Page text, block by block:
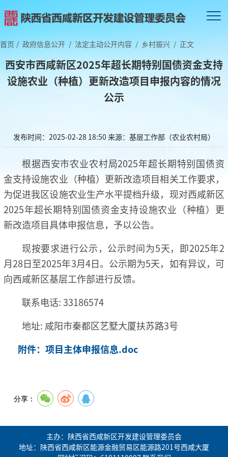
首页 / 政府信息公开 / 法定主动公开内容 / 乡村振兴 / 正文
西安市西咸新区2025年超长期特别国债资金支持
设施农业（种植）更新改造项目申报内容的情况
公示
发布时间：2025-02-28 18:50 来源：基层工作部（农业农村局）
根据西安市农业农村局2025年超长期特别国债资
金支持设施农业（种植）更新改造项目相关工作要求，
为促进我区设施农业生产水平提档升级，现对西咸新区
2025年超长期特别国债资金支持设施农业（种植）更
新改造项目具体申报信息，予以公告。
现按要求进行公示，公示时间为5天，即2025年2
月28日至2025年3月4日。公示期为5天，如有异议，可
向西咸新区基层工作部进行反馈。
联系电话: 33186574
地址: 咸阳市秦都区艺墅大厦扶苏路3号
附件：项目主体申报信息.doc
分享：
主办：陕西省西咸新区开发建设管理委员会
地址：陕西省西咸新区能源金融贸易区能源路201号西咸大厦